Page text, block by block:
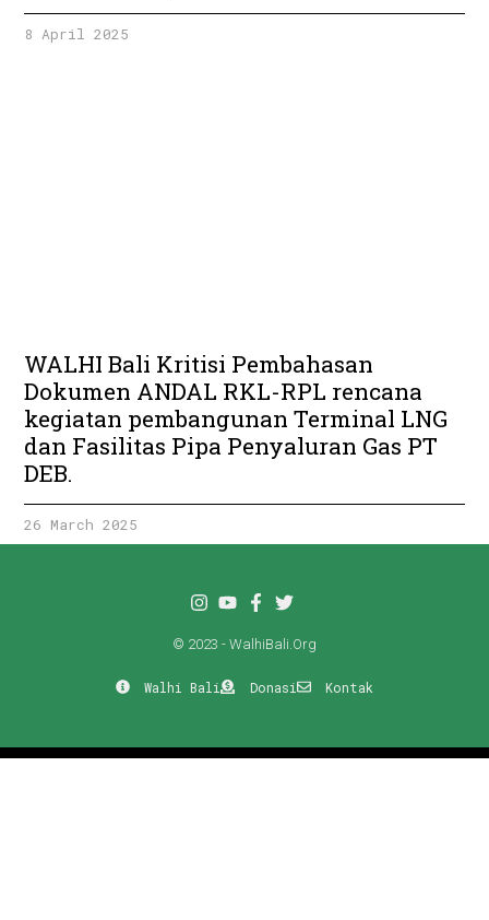
8 April 2025
WALHI Bali Kritisi Pembahasan
Dokumen ANDAL RKL-RPL rencana
kegiatan pembangunan Terminal LNG
dan Fasilitas Pipa Penyaluran Gas PT
DEB.
26 March 2025
© 2023 - WalhiBali.Org
Walhi Bali Donasi Kontak